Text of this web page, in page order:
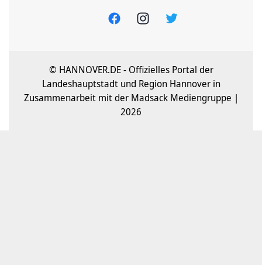
© HANNOVER.DE - Offizielles Portal der
Landeshauptstadt und Region Hannover in
Zusammenarbeit mit der Madsack Mediengruppe |
2026